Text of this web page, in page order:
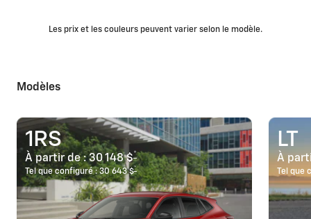
Les prix et les couleurs peuvent varier selon le modèle.
Modèles
1RS
À partir de :30 148 $*
Tel que configuré :30 643 $*
LT
À
Tel que